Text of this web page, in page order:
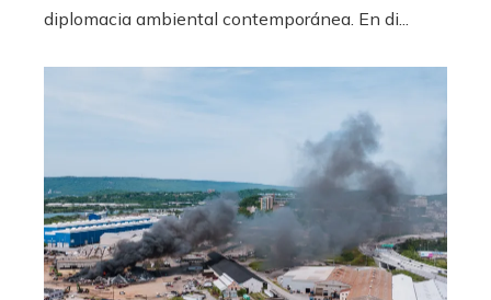
diplomacia ambiental contemporánea. En di...